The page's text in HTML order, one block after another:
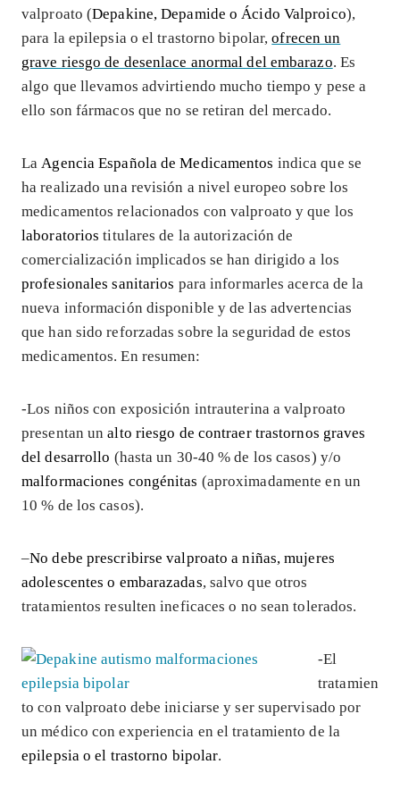
valproato (Depakine, Depamide o Ácido Valproico),
para la epilepsia o el trastorno bipolar,ofrecen un
grave riesgo de desenlace anormal del embarazo. Es
algo que llevamos advirtiendo mucho tiempo y pese a
ello son fármacos que no se retiran del mercado.
La Agencia Española de Medicamentos indica que se
ha realizado una revisión a nivel europeo sobre los
medicamentos relacionados con valproato y que los
laboratorios titulares de la autorización de
comercialización implicados se han dirigido a los
profesionales sanitarios para informarles acerca de la
nueva información disponible y de las advertencias
que han sido reforzadas sobre la seguridad de estos
medicamentos. En resumen:
-Los niños con exposición intrauterina a valproato
presentan unalto riesgo de contraer trastornos graves
del desarrollo (hasta un 30-40 % de los casos) y/o
malformaciones congénitas (aproximadamente en un
10 % de los casos).
–No debe prescribirse valproato a niñas, mujeres
adolescentes o embarazadas, salvo que otros
tratamientos resulten ineficaces o no sean tolerados.
-El
tratamien
to con valproato debe iniciarse y ser supervisado por
un médico con experiencia en el tratamiento de la
epilepsia o el trastorno bipolar.